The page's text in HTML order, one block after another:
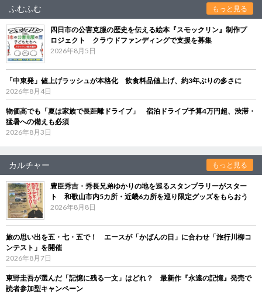
ふむふむ もっと見る
四日市の公害克服の歴史を伝える絵本『スモックリン』制作プ
ロジェクト クラウドファンディングで支援を募集
2026年8月5日
「中東発」値上げラッシュが本格化 飲食料品値上げ、約3年ぶりの多さに
2026年8月4日
物価高でも「夏は家族で長距離ドライブ」 宿泊ドライブ予算4万円超、渋滞・
猛暑への備えも必須
2026年8月3日
カルチャー もっと見る
豊臣秀吉・秀長兄弟ゆかりの地を巡るスタンプラリーがスター
ト 和歌山市内5カ所・近畿6カ所を巡り限定グッズをもらおう
2026年8月8日
旅の思い出を五・七・五で！ エースが「かばんの日」に合わせ「旅行川柳コ
ンテスト」を開催
2026年8月7日
東野圭吾が選んだ「記憶に残る一文」はどれ？ 最新作『永遠の記憶』発売で
読者参加型キャンペーン